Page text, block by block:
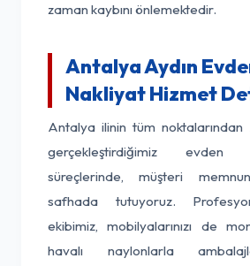
zaman kaybını önlemektedir.
Antalya Aydın
Nakliyat Hizmet
Antalya ilinin tüm noktalarından
gerçekleştirdiğimiz
süreçlerinde, müşteri
safhada tutuyoruz.
ekibimiz, mobilyalarınızı de
havalı naylonlarla